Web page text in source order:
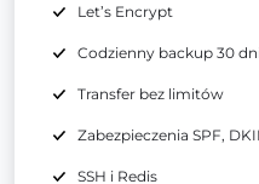
Let’s Encrypt
Codzienny backup 30
Transfer bez limitów
Zabezpieczenia SPF,
SSH i Redis